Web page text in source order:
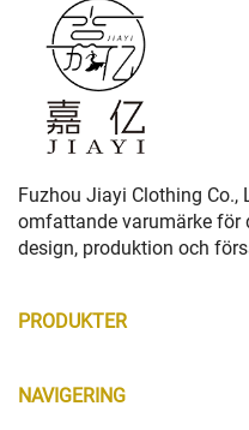
Fuzhou Jiayi Clothing
omfattande varumärke för
design, produktion och
PRODUKTER
NAVIGERING